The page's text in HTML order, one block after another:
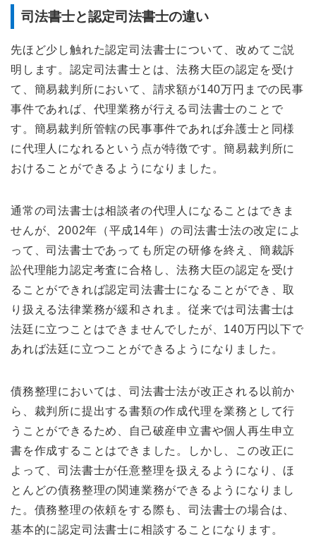
司法書士と認定司法書士の違い
先ほど少し触れた認定司法書士について、改めてご説
明します。認定司法書士とは、法務大臣の認定を受け
て、簡易裁判所において、請求額が140万円までの民事
事件であれば、代理業務が行える司法書士のことで
す。簡易裁判所管轄の民事事件であれば弁護士と同様
に代理人になれるという点が特徴です。簡易裁判所に
おけることができるようになりました。
通常の司法書士は相談者の代理人になることはできま
せんが、2002年（平成14年）の司法書士法の改定によ
って、司法書士であっても所定の研修を終え、簡裁訴
訟代理能力認定考査に合格し、法務大臣の認定を受け
ることができれば認定司法書士になることができ、取
り扱える法律業務が緩和されま。従来では司法書士は
法廷に立つことはできませんでしたが、140万円以下で
あれば法廷に立つことができるようになりました。
債務整理においては、司法書士法が改正される以前か
ら、裁判所に提出する書類の作成代理を業務として行
うことができるため、自己破産申立書や個人再生申立
書を作成することはできました。しかし、この改正に
よって、司法書士が任意整理を扱えるようになり、ほ
とんどの債務整理の関連業務ができるようになりまし
た。債務整理の依頼をする際も、司法書士の場合は、
基本的に認定司法書士に相談することになります。